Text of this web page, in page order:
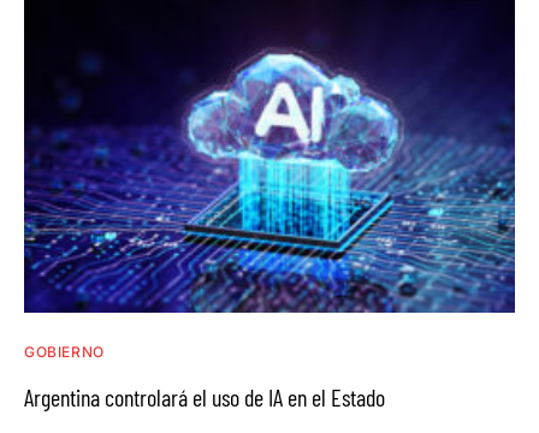
GOBIERNO
Argentina controlará el uso de IA en el Estado